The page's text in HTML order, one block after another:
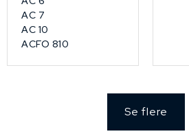
AC 7
AC 10
ACFO 810
Se flere